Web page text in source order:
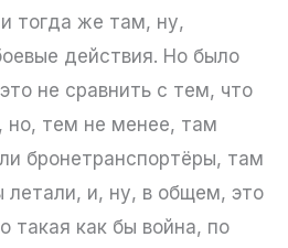
тогда же там, ну,
действия. Но было
не сравнить с тем, что
но, тем не менее, там
бронетранспортёры, там
летали, и, ну, в общем, это
такая как бы война, по